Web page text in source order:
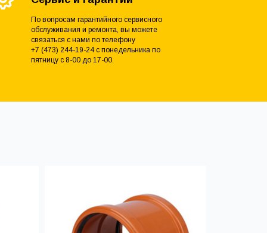
По вопросам гарантийного сервисного
обслуживания и ремонта, вы можете
связаться с нами по телефону
+7 (473) 244-19-24 с понедельника по
пятницу с 8-00 до 17-00.